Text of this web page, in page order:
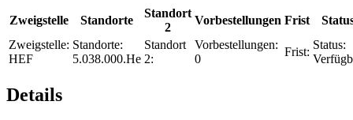
Zweigstelle Standorte
Standort
2
Vorbestellungen Frist
Zweigstelle:
HEF
Standorte:
5.038.000.He
Standort
2:
Vorbestellungen:
0
Frist:
Status:
Details